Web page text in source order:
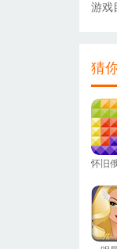
游戏
猜